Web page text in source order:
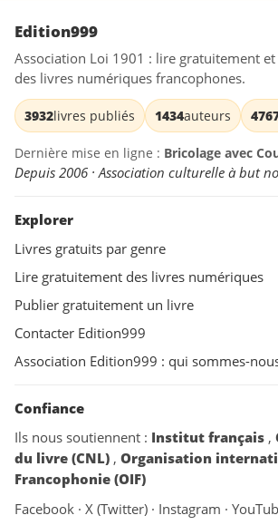
Edition999
Association Loi 1901 : lire gratuitement
des livres numériques francophones.
3932livres publiés 1434auteurs
Dernière mise en ligne : Bricolage avec
Depuis 2006 · Association culturelle à but
Explorer
Livres gratuits par genre
Lire gratuitement des livres numériques
Publier gratuitement un livre
Contacter Edition999
Association Edition999 : qui sommes-
Confiance
Ils nous soutiennent : Institut français ,
du livre (CNL) , Organisation
Francophonie (OIF)
Facebook · X (Twitter) · Instagram ·